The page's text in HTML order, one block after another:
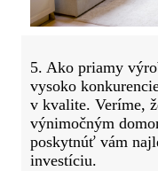
5. Ako priamy
vysoko
v kvalite. Veríme,
výnimočným
poskytnúť vám
investíciu.